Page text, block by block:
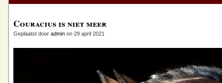
Couracius is niet meer
Geplaatst door admin on 29 april 2021